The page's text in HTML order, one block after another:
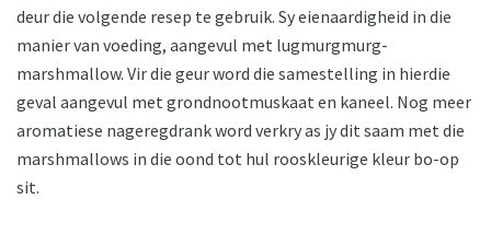
deur die volgende resep te gebruik. Sy eienaardigheid in die
manier van voeding, aangevul met lugmurgmurg-
marshmallow. Vir die geur word die samestelling in hierdie
geval aangevul met grondnootmuskaat en kaneel. Nog meer
aromatiese nageregdrank word verkry as jy dit saam met die
marshmallows in die oond tot hul rooskleurige kleur bo-op
sit.